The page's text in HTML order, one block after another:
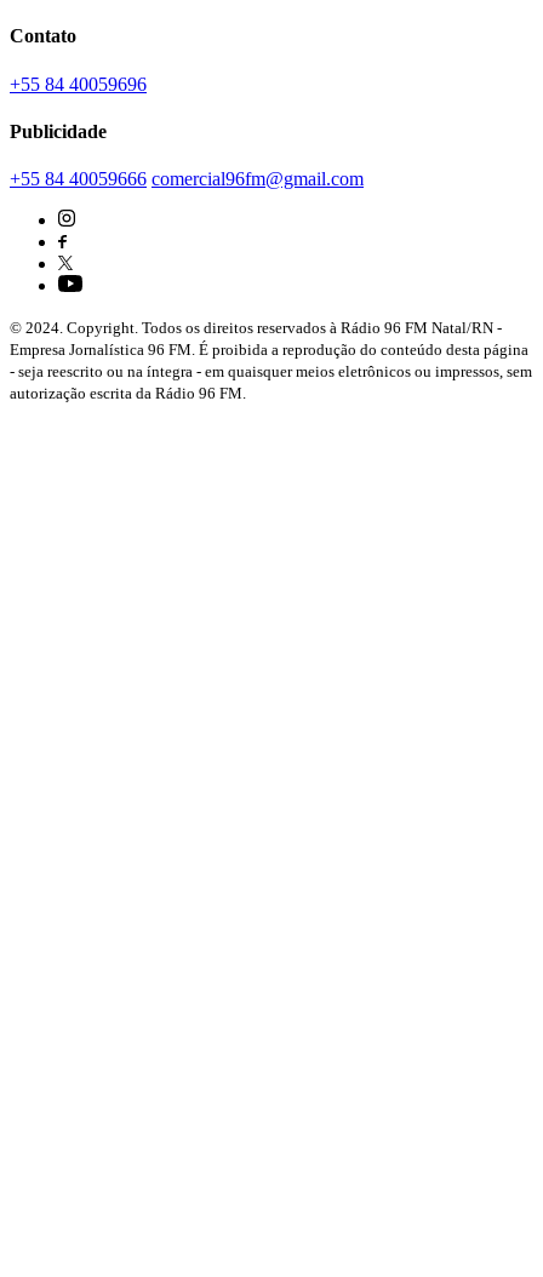
Contato
+55 84 40059696
Publicidade
+55 84 40059666 comercial96fm@gmail.com
© 2024. Copyright. Todos os direitos reservados à Rádio 96 FM Natal/RN -
Empresa Jornalística 96 FM. É proibida a reprodução do conteúdo desta página
- seja reescrito ou na íntegra - em quaisquer meios eletrônicos ou impressos, sem
autorização escrita da Rádio 96 FM.